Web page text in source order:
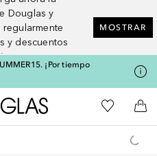
Douglas y
regularmente
y descuentos
MOSTRAR
¡Por tiempo
A Douglas HomeMi lista de
A